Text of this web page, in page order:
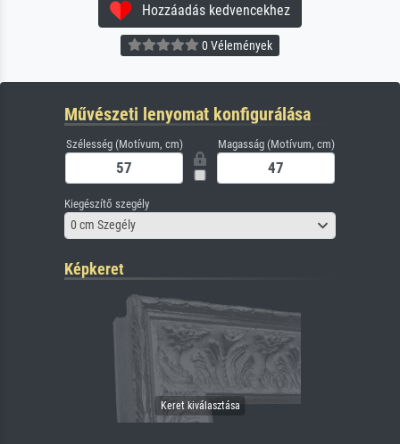
Hozzáadás kedvencekhez
0 Vélemények
Művészeti lenyomat konfigurálása
Szélesség (Motívum, cm) Magasság (Motívum, cm)
Kiegészítő szegély
0 cm Szegély
Képkeret